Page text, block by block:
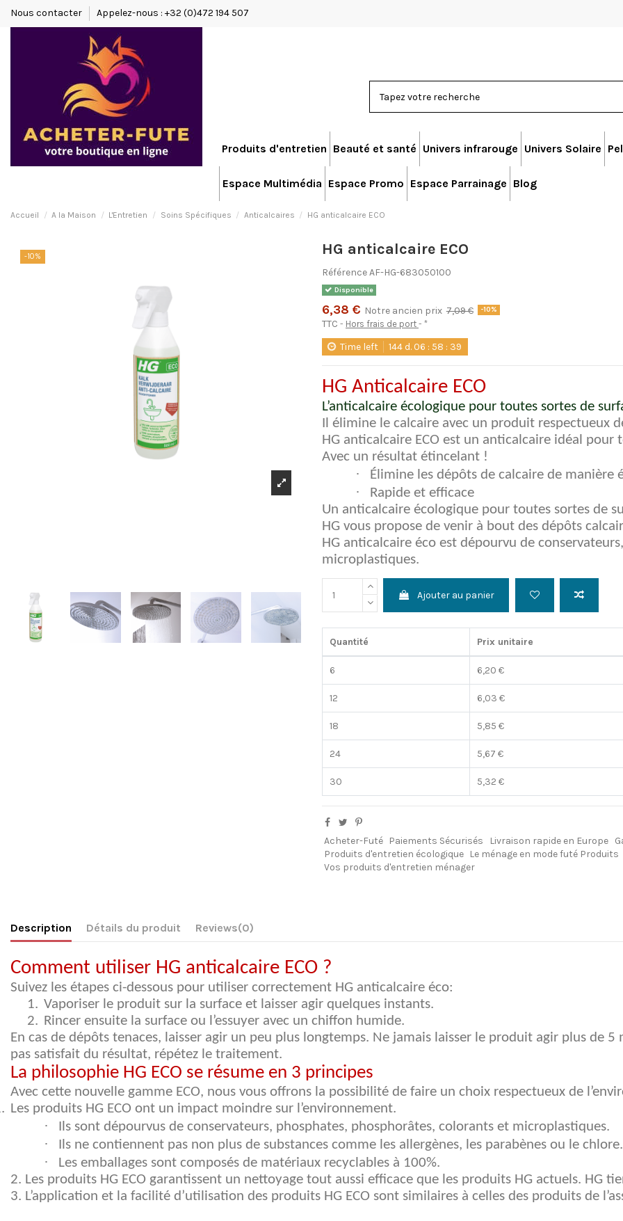
Nous contacter Appelez-nous : +32 (0)472 194 507
Produits d'entretien Beauté et santé Univers infrarouge Univers Solaire
Espace Multimédia Espace Promo Espace Parrainage Blog
Accueil A la Maison L'Entretien Soins Spécifiques Anticalcaires HG anticalcaire ECO
-10% HG anticalcaire ECO
RéférenceAF-HG-683050100
Disponible
6,38 € Notre ancien prix 7,09 € -10%
TTC Hors frais de port *
Time left 144 d. 06 : 58 : 38
HG Anticalcaire ECO
L’anticalcaire écologique pour toutes sortes de
Il élimine le calcaire avec un produit respectueux
HG anticalcaire ECO est un anticalcaire idéal pour
Avec un résultat étincelant !
· Élimine les dépôts de calcaire de manière
·
Rapide et efficace
Un anticalcaire écologique pour toutes sortes de
HG vous propose de venir à bout des dépôts
HG anticalcaire éco est dépourvu de
microplastiques.
Ajouter au panier
Quantité Prix unitaire
6 6,20 €
12 6,03 €
18 5,85 €
24 5,67 €
30 5,32 €
Acheter-Futé Paiements Sécurisés Livraison rapide en Europe
Produits d'entretien écologique
Le ménage en mode futé Produits
Vos produits d'entretien ménager
Description Détails du produit Reviews(0)
Comment utiliser HG anticalcaire ECO ?
Suivez les étapes ci-dessous pour utiliser correctement HG anticalcaire éco:
1. Vaporiser le produit sur la surface et laisser agir quelques instants.
2. Rincer ensuite la surface ou l’essuyer avec un chiffon humide.
En cas de dépôts tenaces, laisser agir un peu plus longtemps. Ne jamais laisser le produit agir plus de 5
pas satisfait du résultat, répétez le traitement.
La philosophie HG ECO se résume en 3 principes
Avec cette nouvelle gamme ECO, nous vous offrons la possibilité de faire un choix respectueux de
Les produits HG ECO ont un impact moindre sur l’environnement.
· Ils sont dépourvus de conservateurs, phosphates, phosphorâtes, colorants et microplastiques.
· Ils ne contiennent pas non plus de substances comme les allergènes, les parabènes ou le chlore.
·
Les emballages sont composés de matériaux recyclables à 100%.
2. Les produits HG ECO garantissent un nettoyage tout aussi efficace que les produits HG actuels. HG
3. L’application et la facilité d’utilisation des produits HG ECO sont similaires à celles des produits de